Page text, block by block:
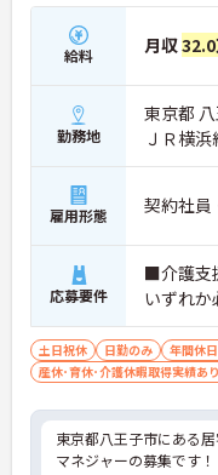
給料 月収
勤務地
東京都
ＪＲ横
雇用形態 契約社員
応募要件
■介護支
いずれか
土日祝休 日勤のみ 年間休
産休･育休･介護休暇取得実績あり
東京都八王子市にある
マネジャーの募集です！